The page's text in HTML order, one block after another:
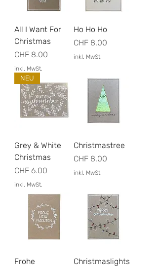
All I Want For
Christmas
Preis
CHF 8.00
inkl. MwSt.
Ho Ho Ho
Preis
CHF 8.00
inkl. MwSt.
NEU
Grey & White
Christmas
Preis
CHF 6.00
inkl. MwSt.
Christmastree
Preis
CHF 8.00
inkl. MwSt.
Frohe
Christmaslights